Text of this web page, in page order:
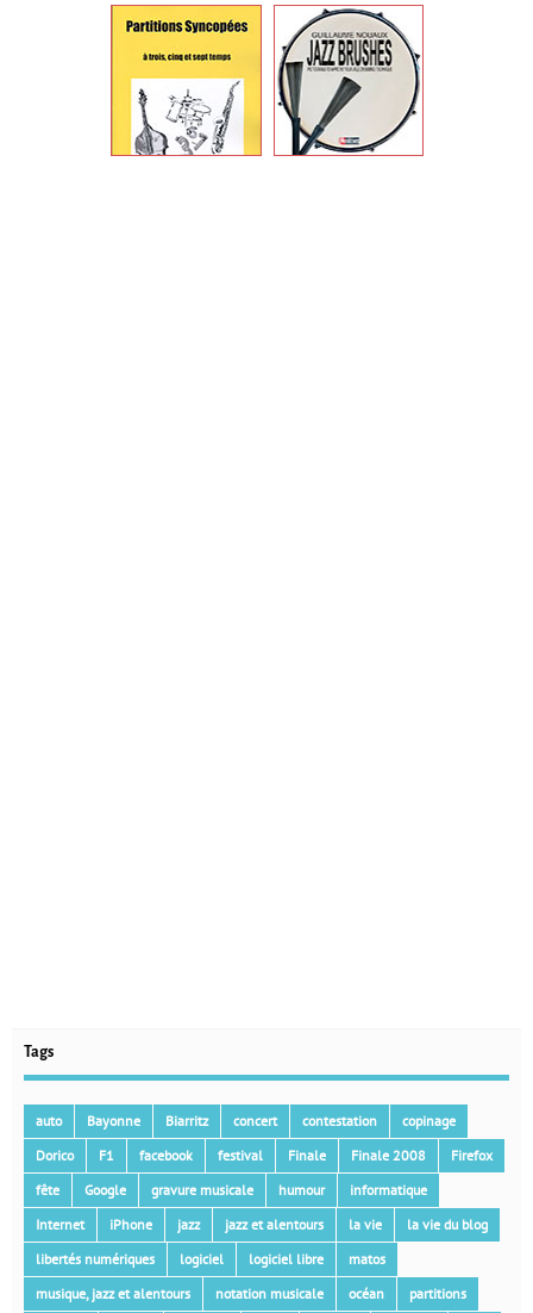
Tags
auto Bayonne Biarritz concert contestation
copinage
Dorico
F1 facebook festival Finale Finale 2008
Firefox
fête
Google gravure musicale humour
informatique
Internet
iPhone jazz jazz et alentours la vie
la vie du blog
libertés numériques
logiciel logiciel libre
matos
musique, jazz et alentours
notation musicale océan
partitions